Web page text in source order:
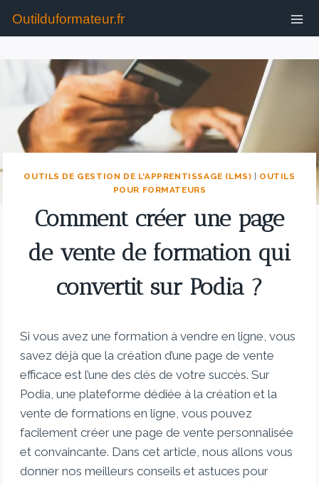
Outilduformateur.fr
OUTILS DE GESTION DE L'APPRENTISSAGE (LMS) | OUTILS
POUR FORMATEURS
Comment créer une page
de vente de formation qui
convertit sur Podia ?
Si vous avez une formation à vendre en ligne, vous
savez déjà que la création d’une page de vente
efficace est l’une des clés de votre succès. Sur
Podia, une plateforme dédiée à la création et la
vente de formations en ligne, vous pouvez
facilement créer une page de vente personnalisée
et convaincante. Dans cet article, nous allons vous
donner nos meilleurs conseils et astuces pour